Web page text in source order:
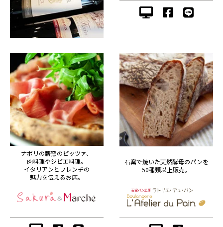
ナポリの薪窯のピッツァ、
肉料理やジビエ料理。
イタリアンとフレンチの
魅力を伝えるお店。
石窯で焼いた天然酵母のパンを
50種類以上販売。